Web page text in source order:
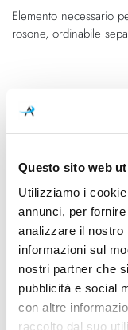
Questo sito web
Utilizziamo i
annunci, per
analizzare il nostro
informazioni sul
nostri partner che
pubblicità e social
con altre
raccolto dal suo
Elemento necessario
rosone, ordinabile
Dimensioni
Ø 2000mm - H Min
Max 5000mm
Potenza e attacco
125W - 3000K -
CRI90
Ean